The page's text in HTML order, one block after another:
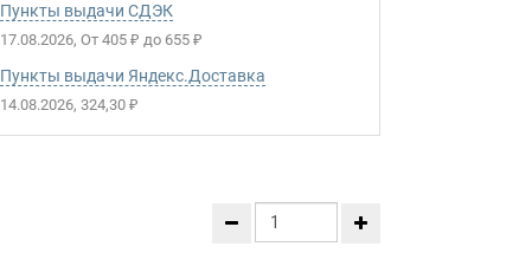
Пункты выдачи СДЭК
17.08.2026 От 405₽ до 655₽
Пункты выдачи Яндекс.Доставка
14.08.2026 324,30₽